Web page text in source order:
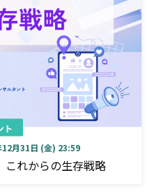
ト
月31日 (金) 23:59
これからの生存戦略